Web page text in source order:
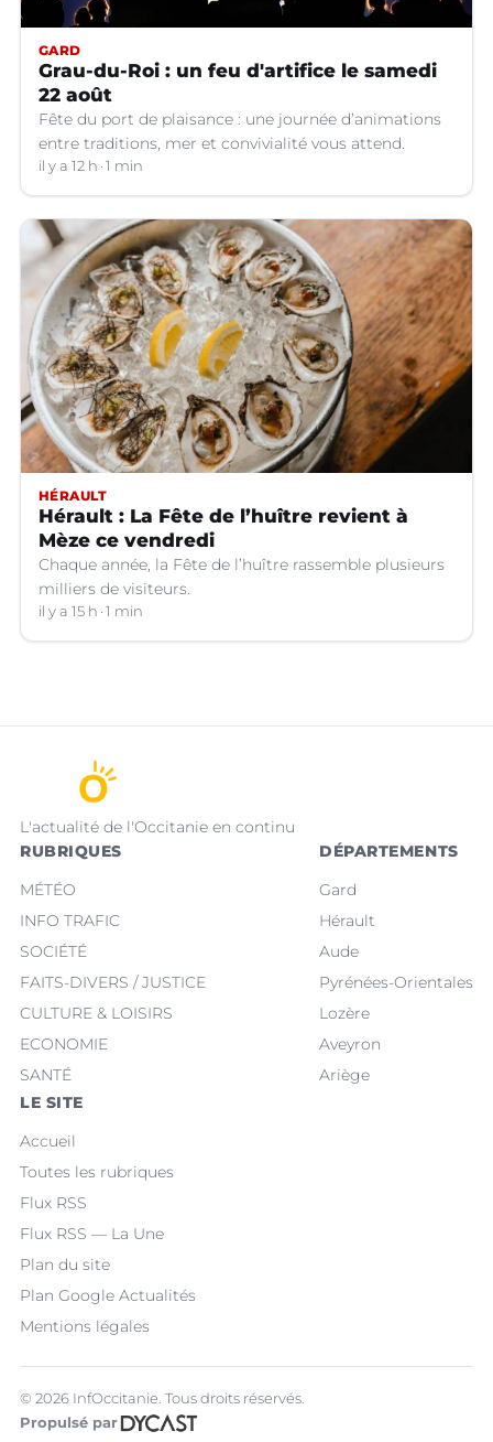
GARD
Grau-du-Roi : un feu d'artifice le samedi
22 août
Fête du port de plaisance : une journée d’animations
entre traditions, mer et convivialité vous attend.
il y a 12 h 1 min
HÉRAULT
Hérault : La Fête de l’huître revient à
Mèze ce vendredi
Chaque année, la Fête de l’huître rassemble plusieurs
milliers de visiteurs.
il y a 15 h 1 min
L'actualité de l'Occitanie en continu
RUBRIQUES
MÉTÉO
INFO TRAFIC
SOCIÉTÉ
FAITS-DIVERS / JUSTICE
CULTURE & LOISIRS
ECONOMIE
SANTÉ
DÉPARTEMENTS
Gard
Hérault
Aude
Pyrénées-Orientales
Lozère
Aveyron
Ariège
LE SITE
Accueil
Toutes les rubriques
Flux RSS
Flux RSS — La Une
Plan du site
Plan Google Actualités
Mentions légales
© 2026 InfOccitanie. Tous droits réservés.
Propulsé par